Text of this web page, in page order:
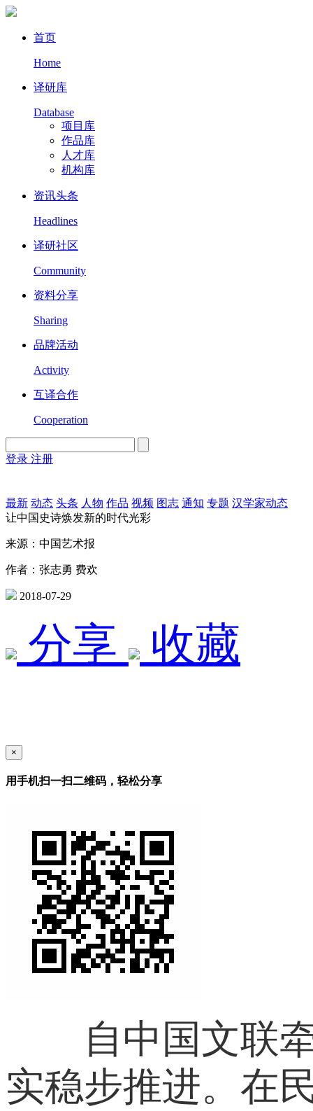
首页
Home
译研库
Database
项目库
作品库
人才库
机构库
资讯头条
Headlines
译研社区
Community
资料分享
Sharing
品牌活动
Activity
互译合作
Cooperation
登录 注册
最新 动态 头条 人物 作品 视频 图志 通知 专题 汉学家动态
让中国史诗焕发新的时代光彩
来源：中国艺术报
作者：张志勇 费欢
2018-07-29
分享 收藏
×
用手机扫一扫二维码，轻松分享
自中国文联牵
实稳步推进。在